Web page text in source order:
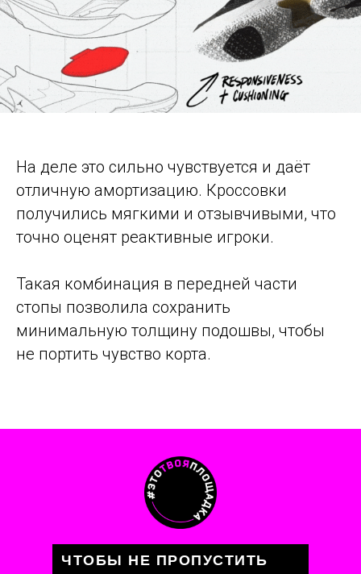
На деле это сильно чувствуется и даёт
отличную амортизацию. Кроссовки
получились мягкими и отзывчивыми, что
точно оценят реактивные игроки.
Такая комбинация в передней части
стопы позволила сохранить
минимальную толщину подошвы, чтобы
не портить чувство корта.
ЧТОБЫ НЕ ПРОПУСТИТЬ